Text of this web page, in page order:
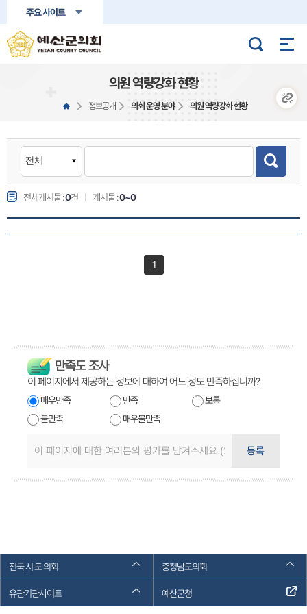
본문바로가기
주요 사이트
의원 역량강화 현황
정보공개 의회 운영 분야 의원 역량강화 현황
전체게시물 :0건 게시물 :0~0
1
만족도 조사
이 페이지에서 제공하는 정보에 대하여 어느 정도 만족하십니까?
매우만족 만족
보통
불만족
매우불만족
등록
전국 시·도 의회 충청남도의회
유관기관사이트 예산군청